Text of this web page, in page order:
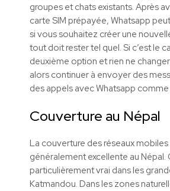
groupes et chats existants. Après
carte SIM prépayée, Whatsapp
si vous souhaitez créer une
tout doit rester tel quel. Si c’est le
deuxième option et rien ne
alors continuer à envoyer des
des appels avec Whatsapp comme
Couverture au Népal
La couverture des réseaux
généralement excellente au Népal.
particulièrement vrai dans les
Katmandou. Dans les zones